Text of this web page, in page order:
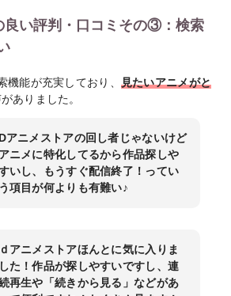
良い評判・口コミその③：検索
機能が充実しており、 見たいアニメがと
ありました。
Dアニメストアの回し者じゃないけど
アニメに特化してるから作品探しや
いし、もうすぐ配信終了！ってい
う項目が何よりも有難い♪
ｄアニメストアほんとに気に入りま
した！作品が探しやすいですし、連
再生や「続きから見る」などがあ